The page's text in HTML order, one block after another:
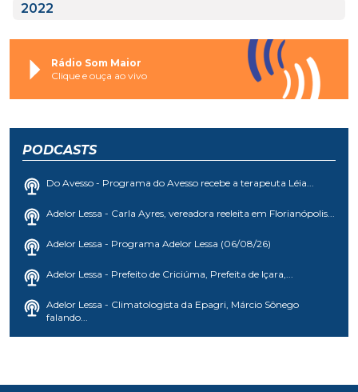
2022
Rádio Som Maior
Clique e ouça ao vivo
PODCASTS
Do Avesso - Programa do Avesso recebe a terapeuta Léia...
Adelor Lessa - Carla Ayres, vereadora reeleita em Florianópolis...
Adelor Lessa - Programa Adelor Lessa (06/08/26)
Adelor Lessa - Prefeito de Criciúma, Prefeita de Içara,...
Adelor Lessa - Climatologista da Epagri, Márcio Sônego
falando...